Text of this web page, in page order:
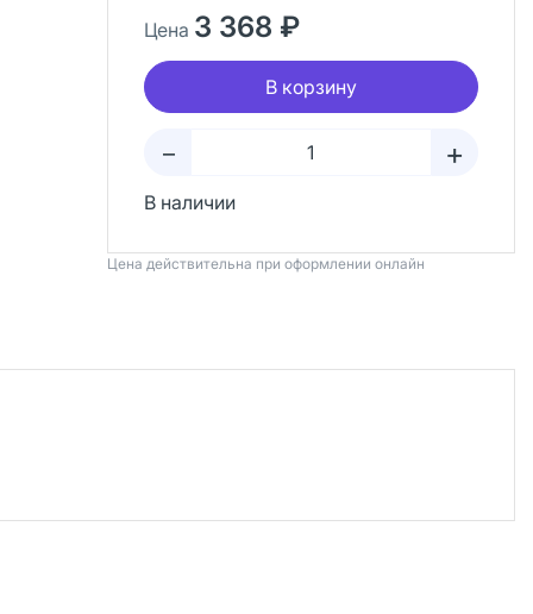
Цена 3 368 ₽
В корзину
– +
В наличии
Цена действительна при оформлении онлайн